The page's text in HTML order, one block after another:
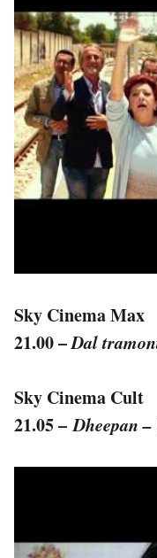
Sky Cinema Max
21.00 –Dal
Sky Cinema Cult
21.05 –Dheepan